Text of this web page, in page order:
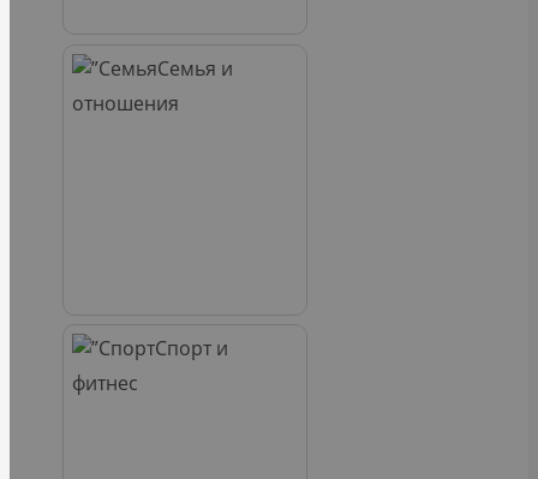
Семья и
отношения
Спорт и
фитнес